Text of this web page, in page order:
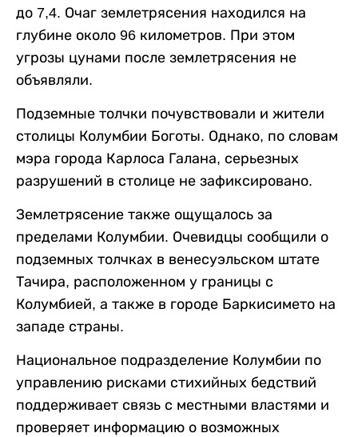
до 7,4. Очаг землетрясения находился на
глубине около 96 километров. При этом
угрозы цунами после землетрясения не
объявляли.
Подземные толчки почувствовали и жители
столицы Колумбии Боготы. Однако, по словам
мэра города Карлоса Галана, серьезных
разрушений в столице не зафиксировано.
Землетрясение также ощущалось за
пределами Колумбии. Очевидцы сообщили о
подземных толчках в венесуэльском штате
Тачира, расположенном у границы с
Колумбией, а также в городе Баркисимето на
западе страны.
Национальное подразделение Колумбии по
управлению рисками стихийных бедствий
поддерживает связь с местными властями и
проверяет информацию о возможных